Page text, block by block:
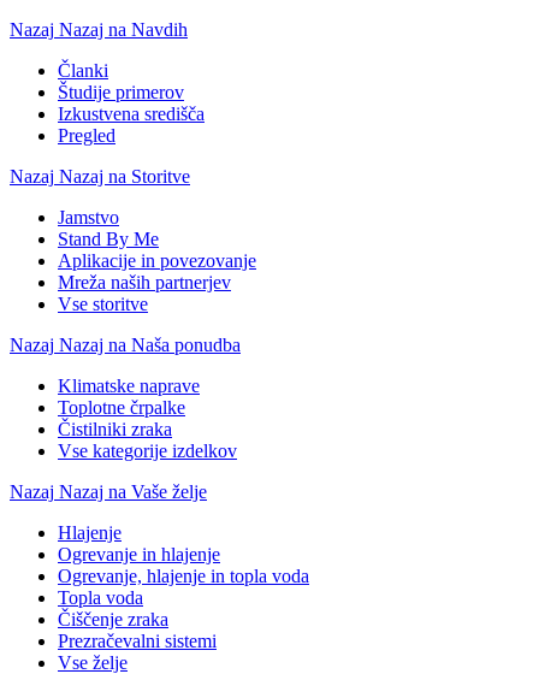
Nazaj Nazaj na Navdih
Članki
Študije primerov
Izkustvena središča
Pregled
Nazaj Nazaj na Storitve
Jamstvo
Stand By Me
Aplikacije in povezovanje
Mreža naših partnerjev
Vse storitve
Nazaj Nazaj na Naša ponudba
Klimatske naprave
Toplotne črpalke
Čistilniki zraka
Vse kategorije izdelkov
Nazaj Nazaj na Vaše želje
Hlajenje
Ogrevanje in hlajenje
Ogrevanje, hlajenje in topla voda
Topla voda
Čiščenje zraka
Prezračevalni sistemi
Vse želje